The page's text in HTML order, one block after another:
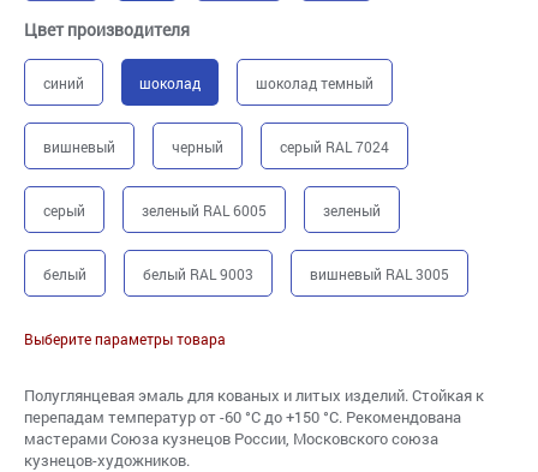
Цвет производителя
синий шоколад шоколад темный
вишневый черный серый RAL 7024
серый зеленый RAL 6005 зеленый
белый белый RAL 9003 вишневый RAL 3005
Выберите параметры товара
Полуглянцевая эмаль для кованых и литых изделий. Стойкая к
перепадам температур от -60 °С до +150 °С. Рекомендована
мастерами Союза кузнецов России, Московского союза
кузнецов-художников.